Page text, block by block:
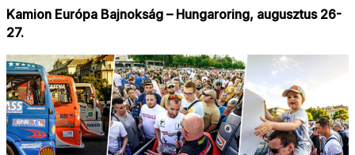
Kamion Európa Bajnokság – Hungaroring, augusztus 26-
27.